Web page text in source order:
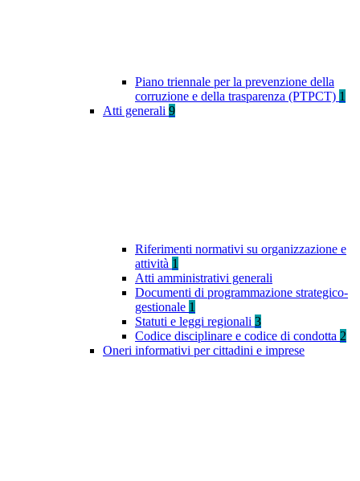
Piano triennale per la prevenzione della
corruzione e della trasparenza (PTPCT) 1
Atti generali 9
Riferimenti normativi su organizzazione e
attività 1
Atti amministrativi generali
Documenti di programmazione strategico-
gestionale 1
Statuti e leggi regionali 3
Codice disciplinare e codice di condotta 2
Oneri informativi per cittadini e imprese